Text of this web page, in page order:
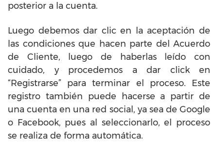
posterior a la cuenta.
Luego debemos dar clic en la aceptación de
las condiciones que hacen parte del Acuerdo
de Cliente, luego de haberlas leído con
cuidado, y procedemos a dar click en
“Registrarse” para terminar el proceso. Este
registro también puede hacerse a partir de
una cuenta en una red social, ya sea de Google
o Facebook, pues al seleccionarlo, el proceso
se realiza de forma automática.